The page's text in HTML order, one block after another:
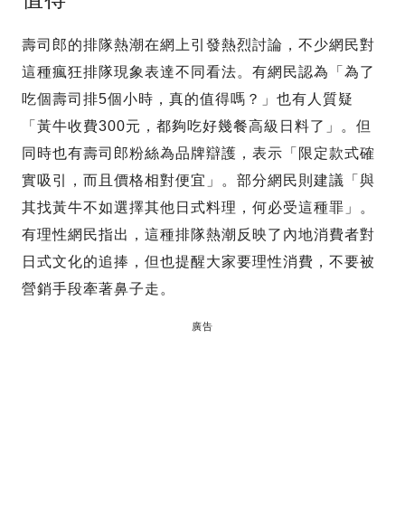
壽司郎的排隊熱潮在網上引發熱烈討論，不少網民對
這種瘋狂排隊現象表達不同看法。有網民認為「為了
吃個壽司排5個小時，真的值得嗎？」也有人質疑
「黃牛收費300元，都夠吃好幾餐高級日料了」。但
同時也有壽司郎粉絲為品牌辯護，表示「限定款式確
實吸引，而且價格相對便宜」。部分網民則建議「與
其找黃牛不如選擇其他日式料理，何必受這種罪」。
有理性網民指出，這種排隊熱潮反映了內地消費者對
日式文化的追捧，但也提醒大家要理性消費，不要被
營銷手段牽著鼻子走。
廣告